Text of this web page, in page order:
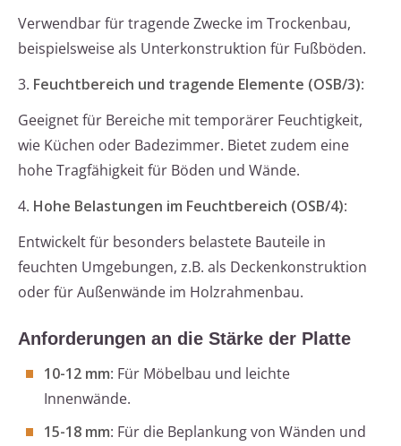
Verwendbar für tragende Zwecke im Trockenbau,
beispielsweise als Unterkonstruktion für Fußböden.
3. Feuchtbereich und tragende Elemente (OSB/3):
Geeignet für Bereiche mit temporärer Feuchtigkeit,
wie Küchen oder Badezimmer. Bietet zudem eine
hohe Tragfähigkeit für Böden und Wände.
4. Hohe Belastungen im Feuchtbereich (OSB/4):
Entwickelt für besonders belastete Bauteile in
feuchten Umgebungen, z.B. als Deckenkonstruktion
oder für Außenwände im Holzrahmenbau.
Anforderungen an die Stärke der Platte
10-12 mm: Für Möbelbau und leichte
Innenwände.
15-18 mm: Für die Beplankung von Wänden und